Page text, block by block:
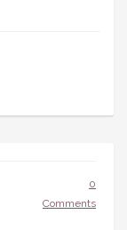
0
Comments